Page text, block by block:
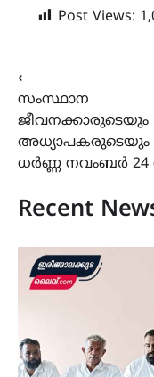
Post Views:
Post
navigation
⟵
സംസ്ഥാന
ജീവനക്കാരുടെയും
അധ്യാപകരുടെയും
ധർണ്ണ നവംബർ 24
Recent